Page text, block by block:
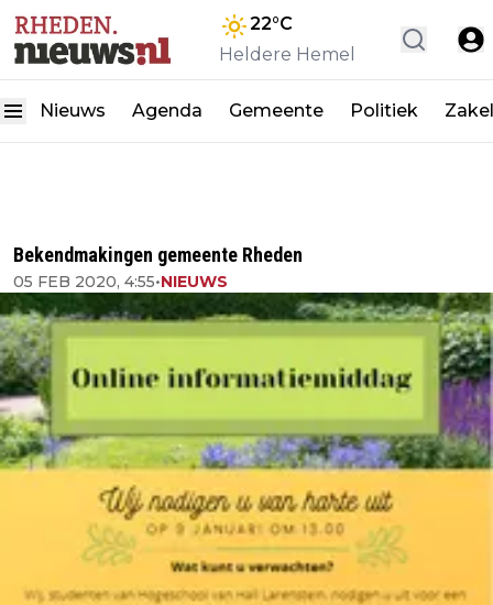
22°C
Heldere Hemel
Nieuws Agenda Gemeente Politiek
Bekendmakingen gemeente Rheden
05 FEB 2020, 4:55•NIEUWS